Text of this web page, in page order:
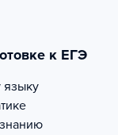
к ЕГЭ
языку